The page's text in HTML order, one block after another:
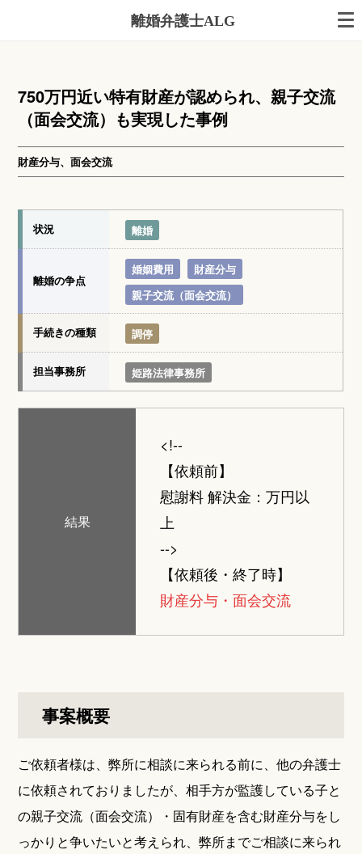
離婚弁護士ALG
750万円近い特有財産が認められ、親子交流
（面会交流）も実現した事例
財産分与、面会交流
状況 離婚
離婚の争点
婚姻費用
財産分与
親子交流（面会交流）
手続きの種類 調停
担当事務所 姫路法律事務所
結果
<!--
【依頼前】
慰謝料 解決金：万円以
上
-->
【依頼後・終了時】
財産分与・面会交流
事案概要
ご依頼者様は、弊所に相談に来られる前に、他の弁護士
に依頼されておりましたが、相手方が監護している子と
の親子交流（面会交流）・固有財産を含む財産分与をし
っかりと争いたいと考えられ、弊所までご相談に来られ